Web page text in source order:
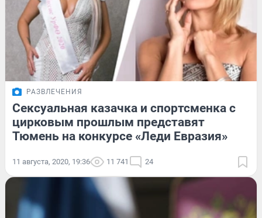
РАЗВЛЕЧЕНИЯ
Сексуальная казачка и спортсменка с
цирковым прошлым представят
Тюмень на конкурсе «Леди Евразия»
11 августа, 2020, 19:36 11 741 24